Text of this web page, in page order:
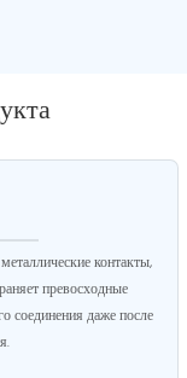
контакты,
превосходные
соединения даже после